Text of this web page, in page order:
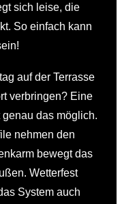
sich leise, die
So einfach kann
auf der Terrasse
verbringen? Eine
das möglich.
nehmen den
bewegt das
Wetterfest
System auch